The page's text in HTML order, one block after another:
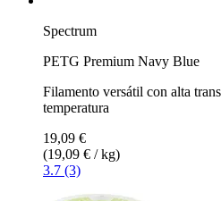
Spectrum
PETG Premium Navy Blue
Filamento versátil con alta
temperatura
19,09 €
(19,09 € / kg)
3.7 (3)